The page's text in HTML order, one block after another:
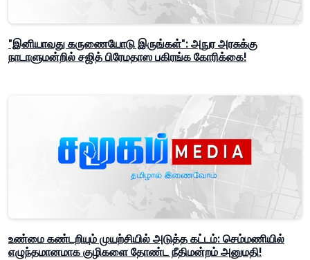
"இனியாவது கருணையோடு இருங்கள்": அநுர அரசுக்கு
நாடாளுமன்றில் சஜித் பிரேமதாஸ பகிரங்க கோரிக்கை!
உண்மை கண்டறியும் முயற்சியில் அடுத்த கட்டம்: செம்மணியில்
எழுந்தமானமாக குழிகளை தோண்ட நீதிமன்றம் அனுமதி!